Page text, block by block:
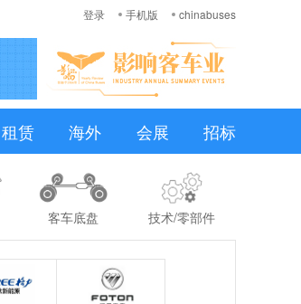
登录 手机版 chinabuses
租赁 海外 会展 招标
客车底盘 技术/零部件